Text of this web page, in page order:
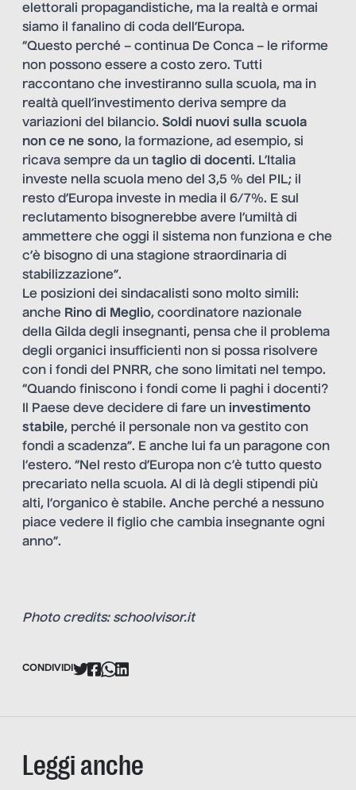
elettorali propagandistiche, ma la realtà e ormai
siamo il fanalino di coda dell’Europa.
“Questo perché – continua De Conca – le riforme
non possono essere a costo zero. Tutti
raccontano che investiranno sulla scuola, ma in
realtà quell’investimento deriva sempre da
variazioni del bilancio. Soldi nuovi sulla scuola
non ce ne sono, la formazione, ad esempio, si
ricava sempre da un taglio di docenti. L’Italia
investe nella scuola meno del 3,5 % del PIL; il
resto d’Europa investe in media il 6/7%. E sul
reclutamento bisognerebbe avere l’umiltà di
ammettere che oggi il sistema non funziona e che
c’è bisogno di una stagione straordinaria di
stabilizzazione”.
Le posizioni dei sindacalisti sono molto simili:
anche Rino di Meglio, coordinatore nazionale
della Gilda degli insegnanti, pensa che il problema
degli organici insufficienti non si possa risolvere
con i fondi del PNRR, che sono limitati nel tempo.
“Quando finiscono i fondi come li paghi i docenti?
Il Paese deve decidere di fare un investimento
stabile, perché il personale non va gestito con
fondi a scadenza”. E anche lui fa un paragone con
l’estero. “Nel resto d’Europa non c’è tutto questo
precariato nella scuola. Al di là degli stipendi più
alti, l’organico è stabile. Anche perché a nessuno
piace vedere il figlio che cambia insegnante ogni
anno”.
Photo credits: schoolvisor.it
CONDIVIDI
Leggi anche